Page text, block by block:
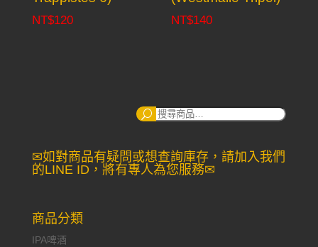
NT$120 NT$140
搜
✉如對商品有疑問或想查詢庫存，請加入我們
的LINE ID，將有專人為您服務✉
商品分類
IPA啤酒